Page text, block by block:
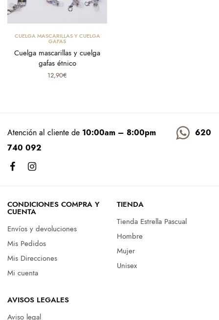
Seleccionar opciones
CUELGA MASCARILLAS Y CUELGA
GAFAS
Cuelga mascarillas y cuelga
gafas étnico
12,90€
Atención al cliente de 10:00am – 8:00pm
620
740 092
CONDICIONES COMPRA Y
CUENTA
Envíos y devoluciones
Mis Pedidos
Mis Direcciones
Mi cuenta
TIENDA
Tienda Estrella Pascual
Hombre
Mujer
Unisex
AVISOS LEGALES
Aviso legal